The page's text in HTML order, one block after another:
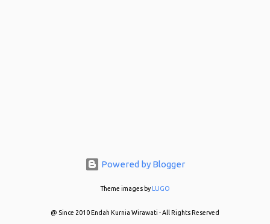
Powered by Blogger
Theme images by LUGO
@ Since 2010 Endah Kurnia Wirawati - All Rights Reserved